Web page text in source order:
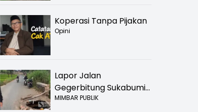
Koperasi Tanpa Pijakan
Opini
Lapor Jalan
Gegerbitung Sukabumi
Bolong! Bahaya Bagi
MIMBAR PUBLIK